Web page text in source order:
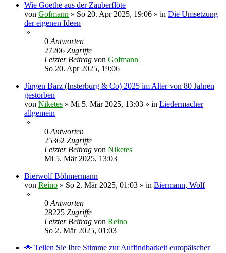
Wie Goethe aus der Zauberflöte
von Gofmann » So 20. Apr 2025, 19:06 » in Die Umsetzung
der eigenen Ideen
»
0Antworten
27206 Zugriffe
Letzter Beitrag von Gofmann
So 20. Apr 2025, 19:06
Jürgen Barz (Insterburg & Co) 2025 im Alter von 80 Jahren
gestorben
von Niketes » Mi 5. Mär 2025, 13:03 » in Liedermacher
allgemein
»
0Antworten
25362 Zugriffe
Letzter Beitrag von Niketes
Mi 5. Mär 2025, 13:03
Bierwolf Böhmermann
von Reino » So 2. Mär 2025, 01:03 » in Biermann, Wolf
»
0Antworten
28225 Zugriffe
Letzter Beitrag von Reino
So 2. Mär 2025, 01:03
🌟 Teilen Sie Ihre Stimme zur Auffindbarkeit europäischer